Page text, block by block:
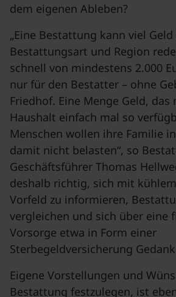
dem eigenen Ableben?
„Eine Bestattung kann viel Geld
Bestattungsart und Region
schnell von mindestens 2.000
nur für den Bestatter – ohne
Friedhof. Eine Menge Geld,
Haushalt einfach mal so
Menschen wollen ihre Familie
damit nicht belasten“, so
Geschäftsführer Thomas
deshalb richtig, sich mit
Vorfeld zu informieren,
vergleichen und sich über eine
Vorsorge etwa in Form einer
Sterbegeldversicherung
Eigene Vorstellungen und
Bestattung festzulegen, ist